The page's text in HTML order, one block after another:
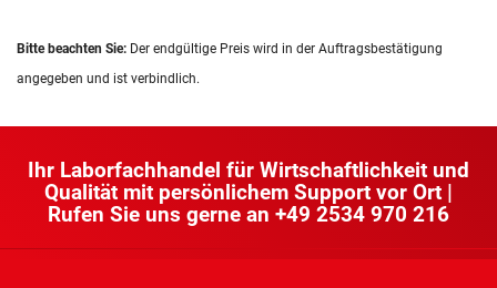
Bitte beachten Sie: Der endgültige Preis wird in der Auftragsbestätigung
angegeben und ist verbindlich.
Ihr Laborfachhandel für Wirtschaftlichkeit und
Qualität mit persönlichem Support vor Ort |
Rufen Sie uns gerne an +49 2534 970 216